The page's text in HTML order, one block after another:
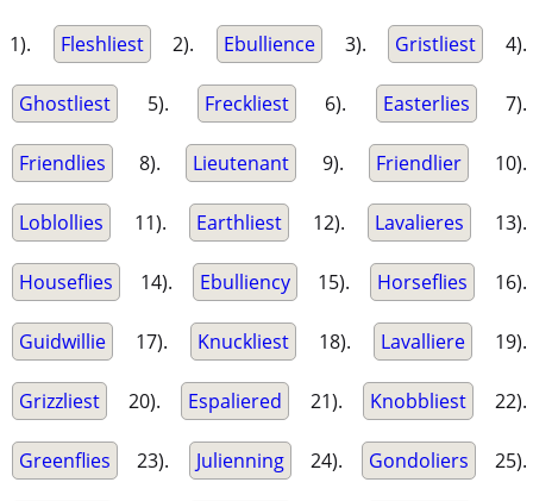
1). Fleshliest 2). Ebullience 3). Gristliest 4).
Ghostliest 5). Freckliest 6). Easterlies 7).
Friendlies 8). Lieutenant 9). Friendlier 10).
Loblollies 11). Earthliest 12). Lavalieres 13).
Houseflies 14). Ebulliency 15). Horseflies 16).
Guidwillie 17). Knuckliest 18). Lavalliere 19).
Grizzliest 20). Espaliered 21). Knobbliest 22).
Greenflies 23). Julienning 24). Gondoliers 25).